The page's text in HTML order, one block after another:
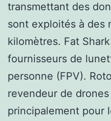
transmettant des
sont exploités à des
kilomètres. Fat
fournisseurs de
personne (FPV).
revendeur de drones
principalement pour